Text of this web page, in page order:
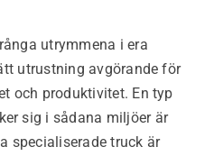
utrymmena i era
utrustning avgörande för
och produktivitet. En typ
sig i sådana miljöer är
specialiserade truck är